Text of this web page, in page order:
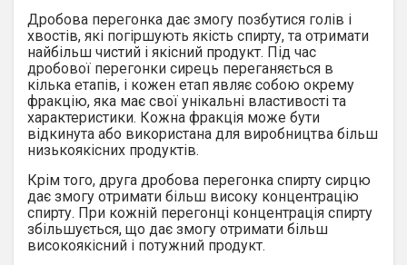
Дробова перегонка дає змогу позбутися голів і
хвостів, які погіршують якість спирту, та отримати
найбільш чистий і якісний продукт. Під час
дробової перегонки сирець переганяється в
кілька етапів, і кожен етап являє собою окрему
фракцію, яка має свої унікальні властивості та
характеристики. Кожна фракція може бути
відкинута або використана для виробництва більш
низькоякісних продуктів.
Крім того, друга дробова перегонка спирту сирцю
дає змогу отримати більш високу концентрацію
спирту. При кожній перегонці концентрація спирту
збільшується, що дає змогу отримати більш
високоякісний і потужний продукт.